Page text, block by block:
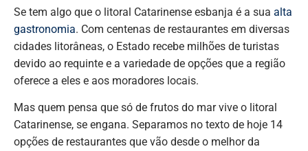
Se tem algo que o litoral Catarinense esbanja é a sua alta
gastronomia. Com centenas de restaurantes em diversas
cidades litorâneas, o Estado recebe milhões de turistas
devido ao requinte e a variedade de opções que a região
oferece a eles e aos moradores locais.
Mas quem pensa que só de frutos do mar vive o litoral
Catarinense, se engana. Separamos no texto de hoje 14
opções de restaurantes que vão desde o melhor da